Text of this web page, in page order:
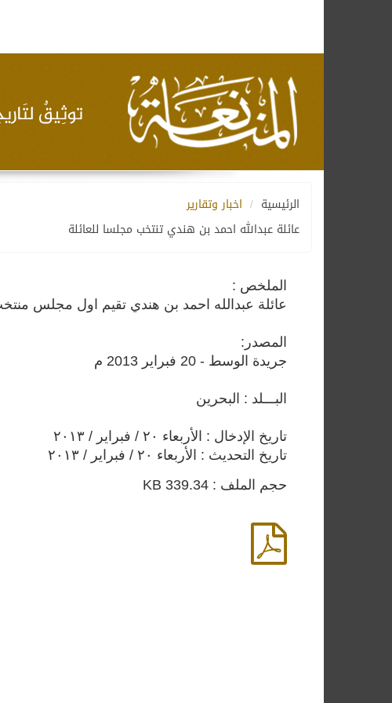
الرئيسية
اخبار وتقارير
عائلة عبدالله احمد بن هندي تنتخب مجلسا للعائلة
الملخص :
عائلة عبدالله احمد بن هندي تقيم اول مجلس
المصدر:
جريدة الوسط - 20 فبراير 2013 م
البـــلد : البحرين
تاريخ الإدخال : الأربعاء ٢٠ / فبراير / ٢٠١٣
تاريخ التحديث : الأربعاء ٢٠ / فبراير / ٢٠١٣
حجم الملف : 339.34 KB